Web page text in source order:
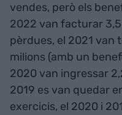
vendes, però els
2022 van facturar
pèrdues, el 2021 van
milions (amb un
2020 van ingressar
2019 es van quedar
exercicis, el 2020 i